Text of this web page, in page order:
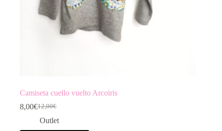
Camiseta cuello vuelto Arcoiris
12,00€
Original
price
8,00€Current
price
Outlet